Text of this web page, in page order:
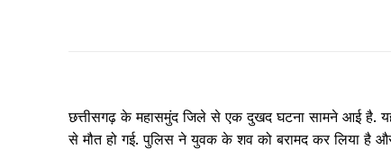
छत्तीसगढ़ के महासमुंद जिले से एक दुखद घटना सामने आई है.
से मौत हो गई. पुलिस ने युवक के शव को बरामद कर लिया है